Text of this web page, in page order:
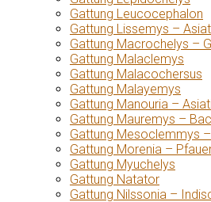
Gattung Leucocephalon
Gattung Lissemys –
Gattung Macrochelys –
Gattung Malaclemys
Gattung Malacochersus
Gattung Malayemys
Gattung Manouria –
Gattung Mauremys –
Gattung Mesoclemmys
Gattung Morenia –
Gattung Myuchelys
Gattung Natator
Gattung Nilssonia –